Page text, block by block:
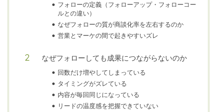
フォローの定義（フォローアップ・フォローコー
ルとの違い）
なぜフォローの質が商談化率を左右するのか
営業とマーケの間で起きやすいズレ
なぜフォローしても成果につながらないのか
回数だけ増やしてしまっている
タイミングがズレている
内容が毎回同じになっている
リードの温度感を把握できていない